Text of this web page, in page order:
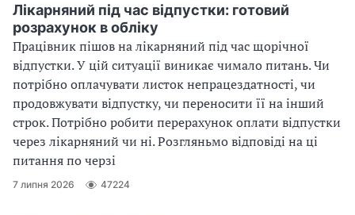
Лікарняний під час відпустки: готовий
розрахунок в обліку
Працівник пішов на лікарняний під час щорічної
відпустки. У цій ситуації виникає чимало питань. Чи
потрібно оплачувати листок непрацездатності, чи
продовжувати відпустку, чи переносити її на інший
строк. Потрібно робити перерахунок оплати відпустки
через лікарняний чи ні. Розгляньмо відповіді на ці
питання по черзі
7 липня 2026 47224